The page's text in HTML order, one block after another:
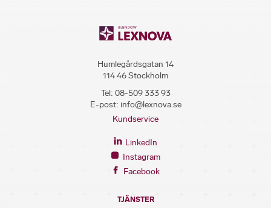
Humlegårdsgatan 14
114 46 Stockholm
Tel: 08-509 333 93
E-post: info@lexnova.se
Kundservice
LinkedIn
Instagram
Facebook
TJÄNSTER